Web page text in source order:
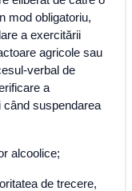
mod obligatoriu,
a exercitării
agricole sau
verbal de
a
când suspendarea
alcoolice;
de trecere,